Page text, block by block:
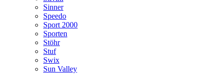
Sinner
Speedo
Sport 2000
Sporten
Stöhr
Stuf
Swix
Sun Valley